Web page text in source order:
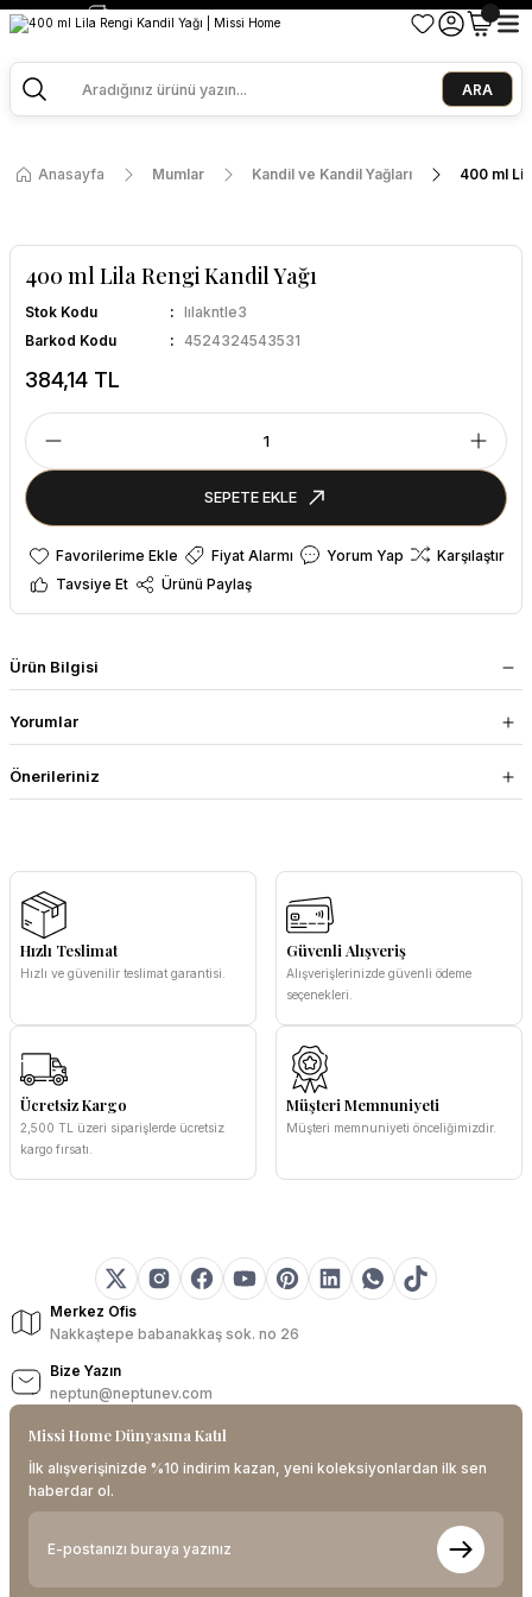
2500 TL ve Üzeri Alışverişlerde Kargo Bedava!
ARA
Anasayfa Mumlar Kandil ve Kandil Yağları 400 ml
400 ml Lila Rengi Kandil Yağı
Stok Kodu
lılakntle3
Barkod Kodu
4524324543531
384,14 TL
SEPETE EKLE
Fiyat Alarmı Yorum Yap
Karşılaştır
Tavsiye Et
Ürünü Paylaş
Ürün Bilgisi
Yorumlar
Önerileriniz
Hızlı Teslimat
Hızlı ve güvenilir teslimat garantisi.
Güvenli Alışveriş
Alışverişlerinizde güvenli ödeme
seçenekleri.
Ücretsiz Kargo
2,500 TL üzeri siparişlerde ücretsiz
kargo fırsatı.
Müşteri Memnuniyeti
Müşteri memnuniyeti önceliğimizdir.
Merkez Ofis
Nakkaştepe babanakkaş sok. no 26
Bize Yazın
neptun@neptunev.com
Missi Home Dünyasına Katıl
İlk alışverişinizde %10 indirim kazan, yeni koleksiyonlardan ilk sen
haberdar ol.